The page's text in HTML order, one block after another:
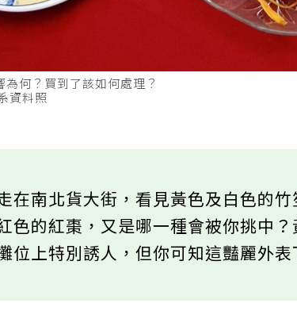
何？買到了該如何處理？
資料照
在南北貨大街，看見黃色及白色的
色的紅棗，又是哪一種會被你挑中
位上特別誘人，但你可知這豔麗外